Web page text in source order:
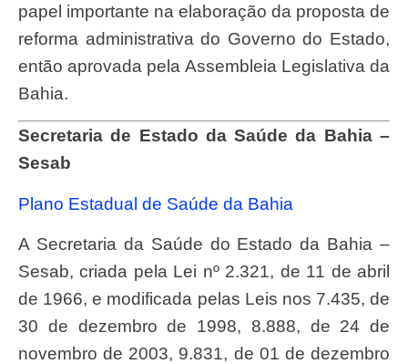
papel importante na elaboração da proposta de
reforma administrativa do Governo do Estado,
então aprovada pela Assembleia Legislativa da
Bahia.
Secretaria de Estado da Saúde da Bahia –
Sesab
Plano Estadual de Saúde da Bahia
A Secretaria da Saúde do Estado da Bahia –
Sesab, criada pela Lei nº 2.321, de 11 de abril
de 1966, e modificada pelas Leis nos 7.435, de
30 de dezembro de 1998, 8.888, de 24 de
novembro de 2003, 9.831, de 01 de dezembro